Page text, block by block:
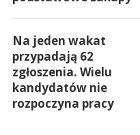
Na jeden wakat
przypadają 62
zgłoszenia. Wielu
kandydatów nie
rozpoczyna pracy